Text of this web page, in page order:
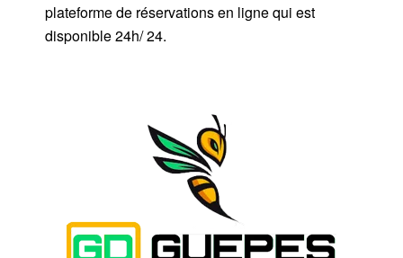
plateforme de réservations en ligne qui est
disponible 24h/ 24.